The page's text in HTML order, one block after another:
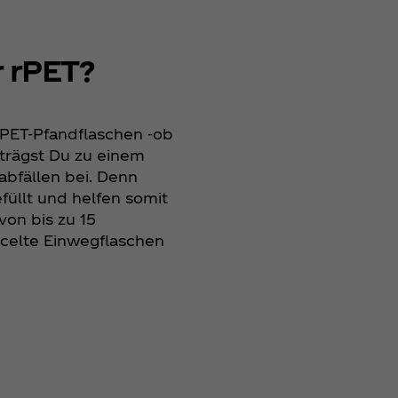
Pfandflaschen -ob
Du zu einem
bei. Denn
und helfen somit
bis zu 15
Einwegflaschen